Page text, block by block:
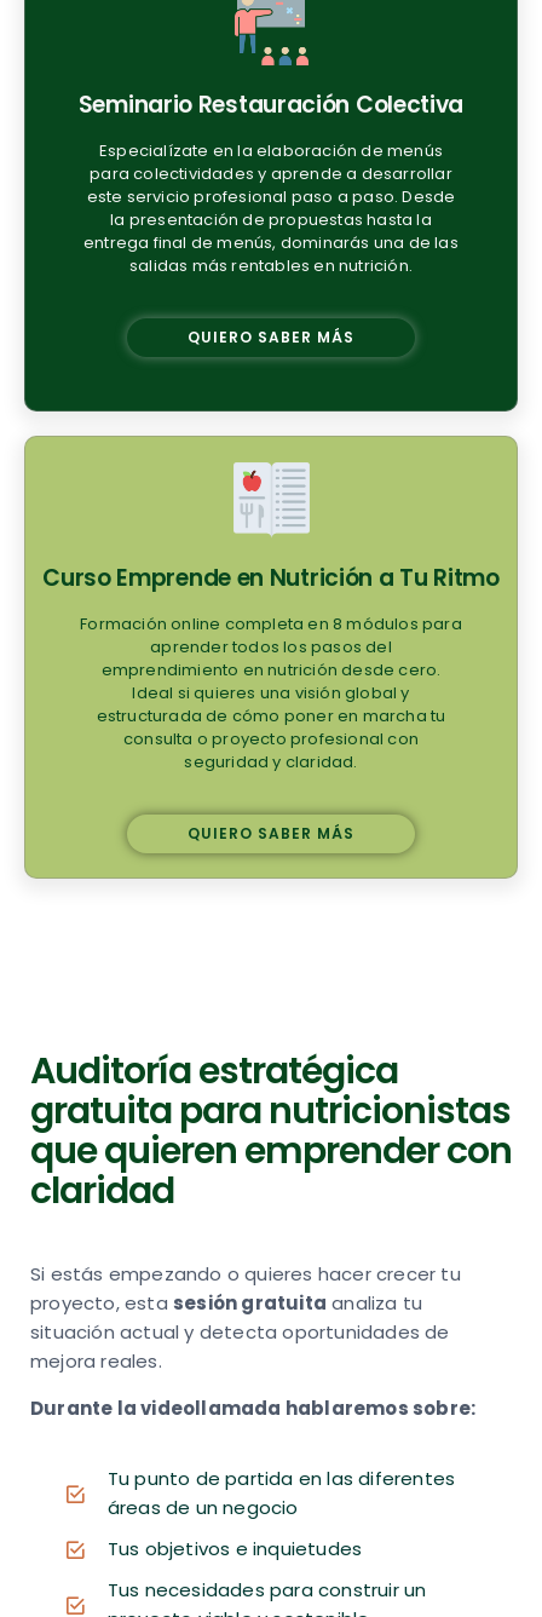
Seminario Restauración Colectiva
Especialízate en la elaboración de menús
para colectividades y aprende a desarrollar
este servicio profesional paso a paso. Desde
la presentación de propuestas hasta la
entrega final de menús, dominarás una de las
salidas más rentables en nutrición.
QUIERO SABER MÁS
Curso Emprende en Nutrición a Tu Ritmo
Formación online completa en 8 módulos para
aprender todos los pasos del
emprendimiento en nutrición desde cero.
Ideal si quieres una visión global y
estructurada de cómo poner en marcha tu
consulta o proyecto profesional con
seguridad y claridad.
QUIERO SABER MÁS
Auditoría estratégica
gratuita para nutricionistas
que quieren emprender con
claridad
Si estás empezando o quieres hacer crecer tu
proyecto, esta sesión gratuita analiza tu
situación actual y detecta oportunidades de
mejora reales.
Durante la videollamada hablaremos sobre:
Tu punto de partida en las diferentes
áreas de un negocio
Tus objetivos e inquietudes
Tus necesidades para construir un